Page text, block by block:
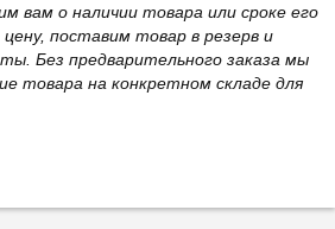
вам о наличии товара или сроке его
поставим товар в резерв и
Без предварительного заказа мы
товара на конкретном складе для